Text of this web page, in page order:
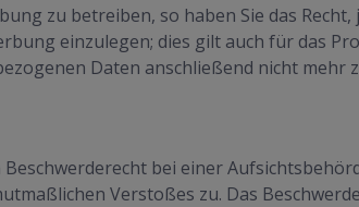
zu betreiben, so haben Sie das
einzulegen; dies gilt auch für das
Daten anschließend nicht mehr
bei einer
Verstoßes zu. Das